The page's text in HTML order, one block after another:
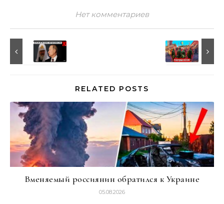
Нет комментариев
RELATED POSTS
Вменяемый россиянин обратился к Украине
05.08.2026